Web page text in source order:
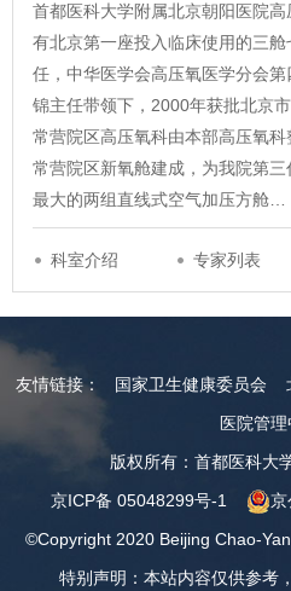
首都医科大学附属北京朝阳医院
有北京第一座投入临床使用的三
任，中华医学会高压氧医学分会
锦主任带领下，2000年获批北京
常营院区高压氧科由本部高压氧
常营院区新氧舱建成，为我院第
最大的两组直线式空气加压方舱…
科室介绍 专家列表
友情链接： 国家卫生健康委员会
医院管
版权所有：首都医科大
京ICP备 05048299号-1
京
©Copyright 2020 Beijing Chao-
特别声明：本站内容仅供参考